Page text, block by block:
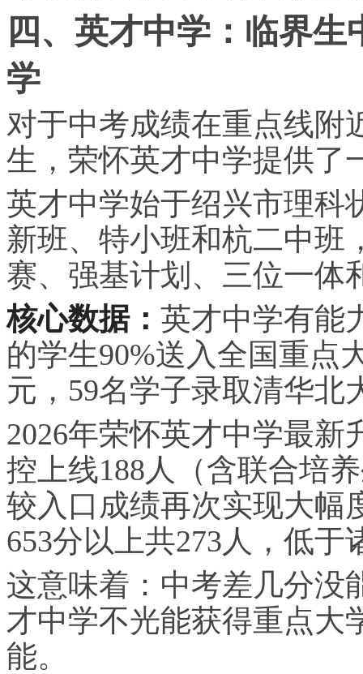
四、英才中学：临界
学
对于中考成绩在重点线附
生，荣怀英才中学提供了
英才中学始于绍兴市理
新班、特小班和杭二中班
赛、强基计划、三位一体
核心数据： 英才中学有能
的学生90%送入全国重点
元，59名学子录取清华北
2026年荣怀英才中学最新
控上线188人（含联合培
较入口成绩再次实现大幅
653分以上共273人，低于
这意味着：中考差几分没
才中学不光能获得重点大
能。